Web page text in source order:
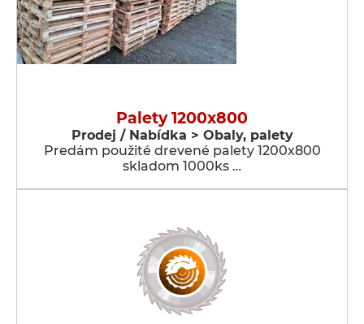
Palety 1200x800
Prodej / Nabídka > Obaly, palety
Predám použité drevené palety 1200x800
skladom 1000ks …